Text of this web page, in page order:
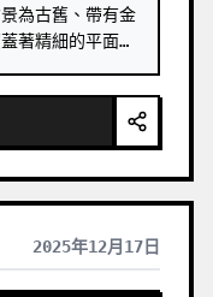
為古舊、帶有金
著精細的平面圖
2025年12月17日